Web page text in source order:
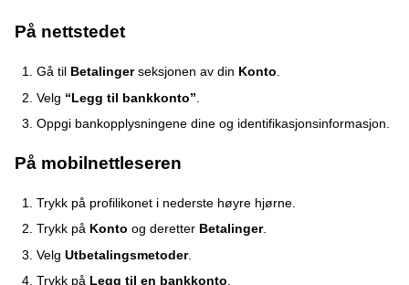
På nettstedet
Gå til Betalingerseksjonen av din Konto.
Velg “Legg til bankkonto”
Oppgi bankopplysningene dine og identifikasjonsinformasjon.
På mobilnettleseren
Trykk på profilikonet i nederste høyre hjørne.
Trykk på Konto og deretter Betalinger.
Velg Utbetalingsmetoder.
Trykk på Legg til en bankkonto